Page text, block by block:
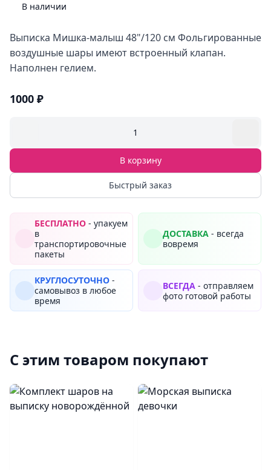
В наличии
Выписка Мишка-малыш 48"/120 см Фольгированные
воздушные шары имеют встроенный клапан.
Наполнен гелием.
1000 ₽
1
В корзину
Быстрый заказ
БЕСПЛАТНО - упакуем
в
транспортировочные
пакеты
ДОСТАВКА - всегда
вовремя
КРУГЛОСУТОЧНО -
самовывоз в любое
время
ВСЕГДА - отправляем
фото готовой работы
С этим товаром покупают